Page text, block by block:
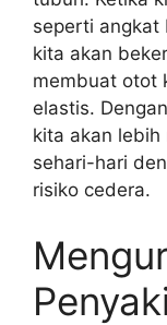
seperti
kita akan
membuat otot
elastis.
kita akan lebih
sehari-hari
risiko cedera.